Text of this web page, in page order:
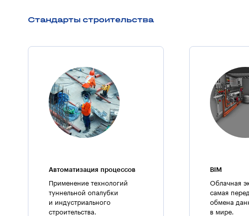
Стандарты строительства
Автоматизация процессов
Применение технологий
туннельной опалубки
и индустриального
строительства.
BIM
Облачная
самая
обмена
в мире.